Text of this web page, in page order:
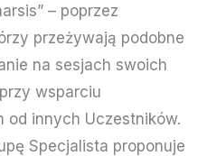
– poprzez
przeżywają podobne
na sesjach swoich
wsparciu
innych Uczestników.
Specjalista proponuje